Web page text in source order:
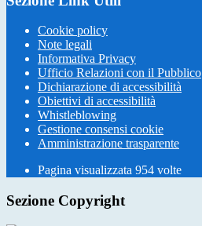
Cookie policy
Note legali
Informativa Privacy
Ufficio Relazioni con il Pubblico
Dichiarazione di accessibilità
Obiettivi di accessibilità
Whistleblowing
Gestione consensi cookie
Amministrazione trasparente
Pagina visualizzata 954 volte
Sezione Copyright